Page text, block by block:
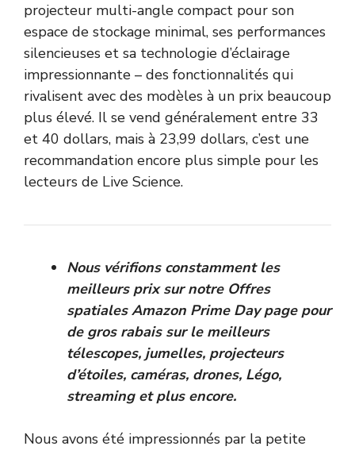
projecteur multi-angle compact pour son
espace de stockage minimal, ses performances
silencieuses et sa technologie d’éclairage
impressionnante – des fonctionnalités qui
rivalisent avec des modèles à un prix beaucoup
plus élevé. Il se vend généralement entre 33
et 40 dollars, mais à 23,99 dollars, c’est une
recommandation encore plus simple pour les
lecteurs de Live Science.
Nous vérifions constamment les
meilleurs prix sur notre Offres
spatiales Amazon Prime Daypage pour
de gros rabais sur le meilleurs
télescopes, jumelles, projecteurs
d’étoiles, caméras, drones, Légo,
streaminget plus encore.
Nous avons été impressionnés par la petite